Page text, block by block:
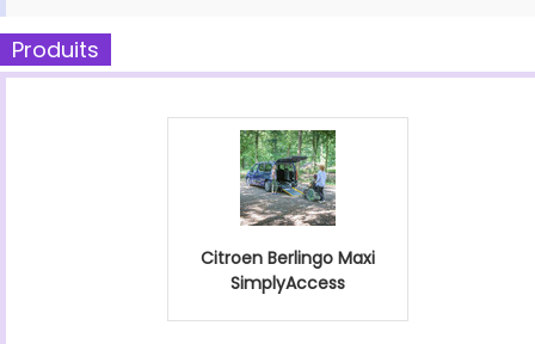
Produits
Citroen Berlingo Maxi
SimplyAccess